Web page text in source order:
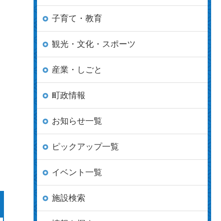
子育て・教育
観光・文化・スポーツ
産業・しごと
町政情報
お知らせ一覧
ピックアップ一覧
イベント一覧
施設検索